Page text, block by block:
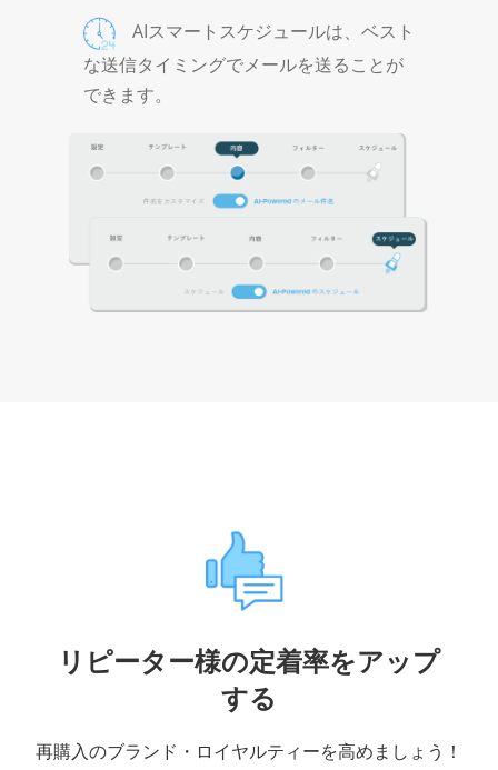
AIスマートスケジュールは、ベスト
な送信タイミングでメールを送ることが
できます。
リピーター様の定着率をアップ
する
再購入のブランド・ロイヤルティーを高めましょう！